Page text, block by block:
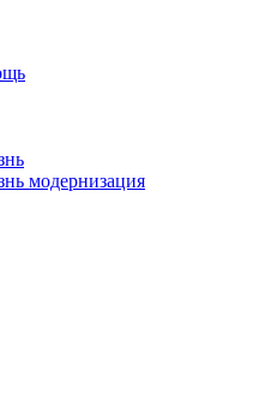
модернизация